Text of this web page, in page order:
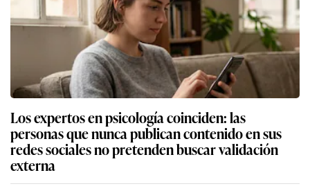
Los expertos en psicología coinciden: las
personas que nunca publican contenido en sus
redes sociales no pretenden buscar validación
externa